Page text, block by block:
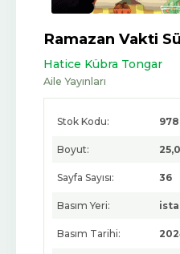
Ramazan Vakti
Hatice Kübra Tongar
Aile Yayınları
Stok Kodu:
Boyut:
Sayfa Sayısı: 36
Basım Yeri:
Basım Tarihi: